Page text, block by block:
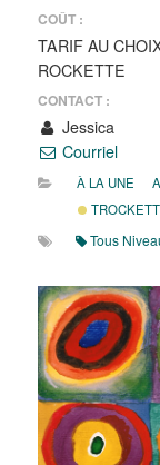
COÛT :
TARIF AU
ROCKETTE
CONTACT :
Jessica
Courriel
À LA UNE
Tous